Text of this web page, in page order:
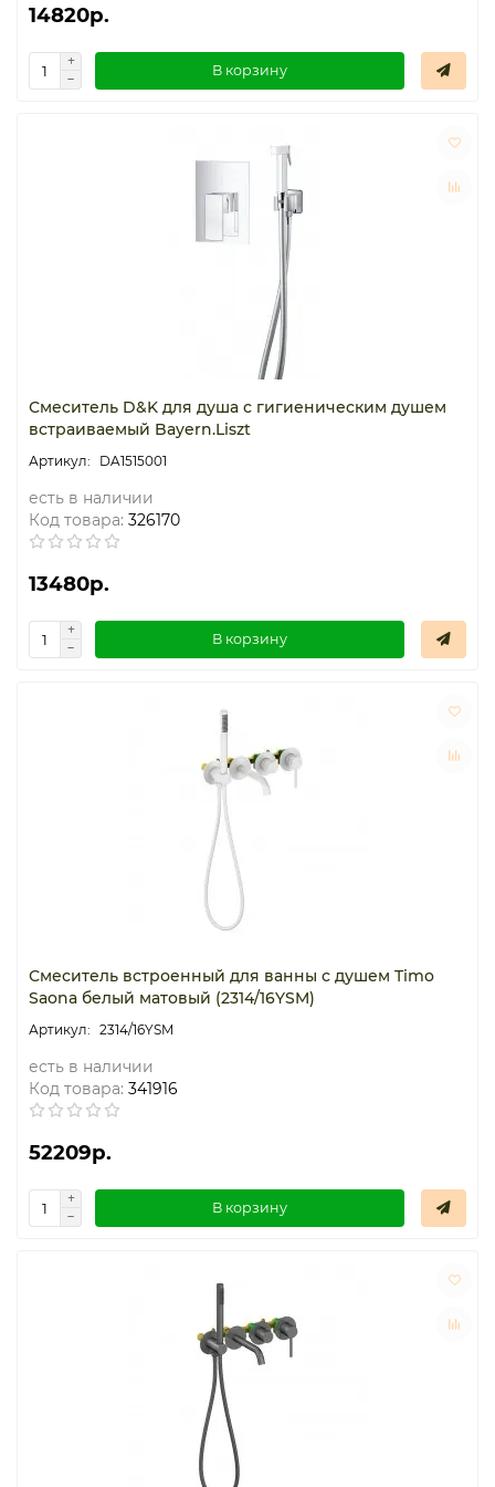
14820р.
В корзину
Смеситель D&K для душа с гигиеническим душем
встраиваемый Bayern.Liszt
DA1515001
есть в наличии
Код товара: 326170
13480р.
В корзину
Смеситель встроенный для ванны с душем Timo
Saona белый матовый (2314/16YSM)
2314/16YSM
есть в наличии
Код товара: 341916
52209р.
В корзину